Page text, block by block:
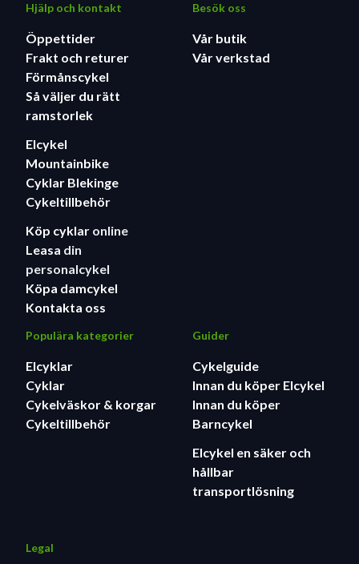
Hjälp och kontakt
Öppettider
Frakt och returer
Förmånscykel
Så väljer du rätt
ramstorlek
Elcykel
Mountainbike
Cyklar Blekinge
Cykeltillbehör
Köp cyklar online
Leasa din
personalcykel
Köpa damcykel
Kontakta oss
Besök oss
Vår butik
Vår verkstad
Populära kategorier
Elcyklar
Cyklar
Cykelväskor & korgar
Cykeltillbehör
Guider
Cykelguide
Innan du köper Elcykel
Innan du köper
Barncykel
Elcykel en säker och
hållbar
transportlösning
Legal